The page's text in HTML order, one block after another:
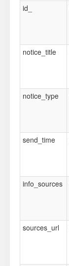
id_
notice_title
notice_type
send_time
info_sources
sources_url